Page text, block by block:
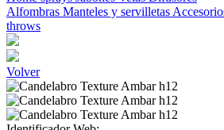
Alfombras Manteles y servilletas
throws
Volver